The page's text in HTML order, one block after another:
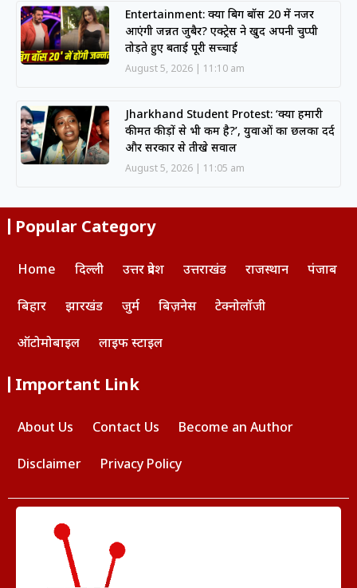
Entertainment: क्या बिग बॉस 20 में नजर
आएंगी जन्नत जुबैर? एक्ट्रेस ने खुद अपनी चुप्पी
तोड़ते हुए बताई पूरी सच्चाई
August 5, 2026 11:10 am
Jharkhand Student Protest: ‘क्या हमारी
कीमत कीड़ों से भी कम है?’, युवाओं का छलका दर्द
और सरकार से तीखे सवाल
August 5, 2026 11:05 am
Popular Category
Home दिल्ली उत्तर प्रदेश उत्तराखंड राजस्थान पंजाब
बिहार झारखंड जुर्म बिज़नेस टेक्नोलॉजी
ऑटोमोबाइल लाइफ स्टाइल
Important Link
About Us Contact Us Become an Author
Disclaimer Privacy Policy